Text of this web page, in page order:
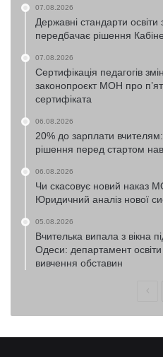
07.08.2026
Державні стандарти
передбачає рішення
07.08.2026
Сертифікація педагогів
законопроєкт МОН про
сертифіката
06.08.2026
20% до зарплати
рішення перед стартом
06.08.2026
Чи скасовує новий наказ
Юридичний аналіз нової
05.08.2026
Вчителька випала з вікна
Одеси: департамент
вивчення обставин